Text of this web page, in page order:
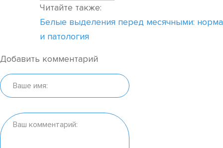
Читайте также:
Белые выделения перед месячными: норма
и патология
Добавить комментарий